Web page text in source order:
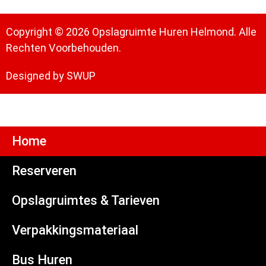
Copyright © 2026 Opslagruimte Huren Helmond. Alle
Rechten Voorbehouden.
Designed by SWUP
Home
Reserveren
Opslagruimtes & Tarieven
Verpakkingsmateriaal
Bus Huren